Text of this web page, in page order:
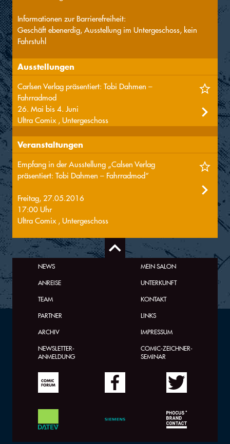
Informationen zur Barrierefreiheit:
Geschäft ebenerdig, Ausstellung im Untergeschoss, kein
Fahrstuhl
Ausstellungen
Carlsen Verlag präsentiert: Tobi Dahmen –
Fahrradmod
26. Mai bis 4. Juni
Ultra Comix , Untergeschoss
Veranstaltungen
Empfang in der Ausstellung „Calsen Verlag
präsentiert: Tobi Dahmen – Fahrradmod“
Freitag, 27.05.2016
17:00 Uhr
Ultra Comix , Untergeschoss
NEWS
MEIN SALON
ANREISE
UNTERKUNFT
TEAM
KONTAKT
PARTNER
LINKS
ARCHIV
IMPRESSUM
NEWSLETTER-
ANMELDUNG
COMIC-ZEICHNER-
SEMINAR